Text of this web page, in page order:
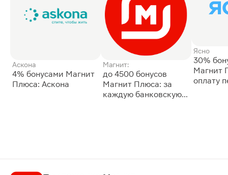
Аскона
4% бонусами Магнит
Плюса: Аскона
Магнит:
до 4500 бонусов
Магнит Плюса: за
каждую банковскую
Ясно
30%
Магнит
оплату